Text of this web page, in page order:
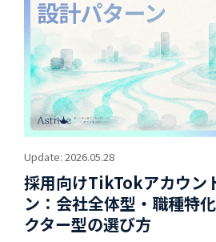
Update: 2026.05.28
採用向けTikTokアカウン
ン：会社全体型・職種特
クター型の選び方